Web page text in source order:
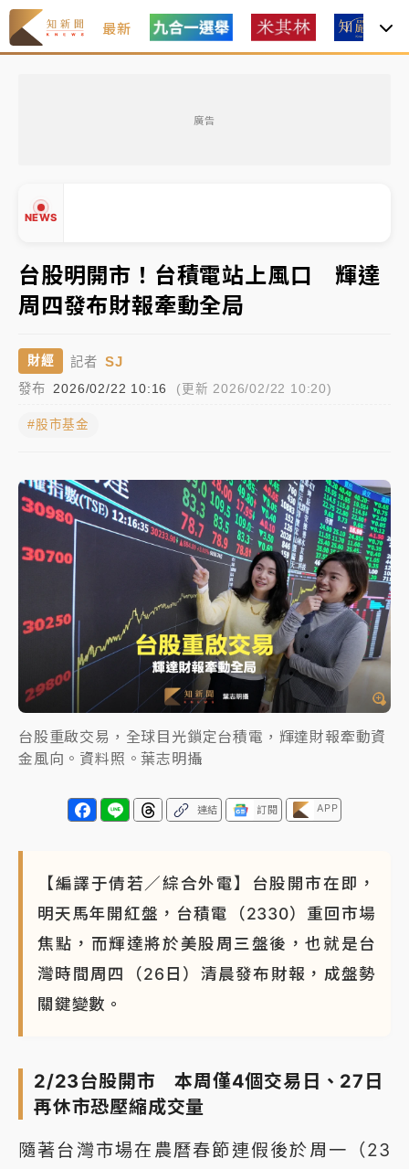
最新
廣告
NEWS
中信慈善基金會想增加董事人數！辜仲諒向法院聲請遭
駁 理由曝光
故宮《龍藏經》特展第2檔！今線上預約開賣一度塞車
周六起展出延長至晚上7時
台東農業處長涉圖利渡假村！東檢抗告成功 今重開羈
父親節泡湯了！中颱白海豚雨彈轟3天 「紅到發紫」降
雨熱區曝
暑假過三周才推「E宿新北打卡趣」！抽獎程序複雜 觀
旅局回應了
中信慈善基金會想增加董事人數！辜仲諒向法院聲請遭
駁 理由曝光
故宮《龍藏經》特展第2檔！今線上預約開賣一度塞車
周六起展出延長至晚上7時
台東農業處長涉圖利渡假村！東檢抗告成功 今重開羈
押庭
父親節泡湯了！中颱白海豚雨彈轟3天 「紅到發紫」降
雨熱區曝
▲
台股明開市！台積電站上風口 輝達
周四發布財報牽動全局
財經 記者 SJ
發布 2026/02/22 10:16 (更新 2026/02/22 10:20)
#股市基金
台股重啟交易，全球目光鎖定台積電，輝達財報牽動資
金風向。資料照。葉志明攝
連結 訂閱 APP
【編譯于倩若／綜合外電】台股開市在即，
明天馬年開紅盤，台積電（2330）重回市場
焦點，而輝達將於美股周三盤後，也就是台
灣時間周四（26日）清晨發布財報，成盤勢
關鍵變數。
2/23台股開市 本周僅4個交易日、27日
再休市恐壓縮成交量
隨著台灣市場在農曆春節連假後於周一（23